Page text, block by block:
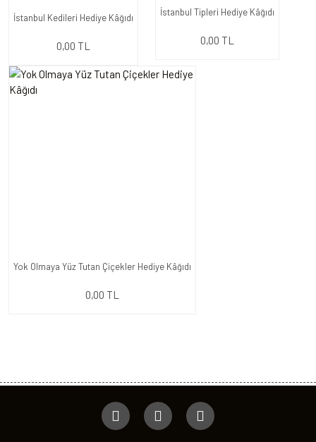
İstanbul Kedileri Hediye Kâğıdı
0,00 TL
İstanbul Tipleri Hediye Kâğıdı
0,00 TL
Yok Olmaya Yüz Tutan Çiçekler Hediye Kâğıdı
0,00 TL